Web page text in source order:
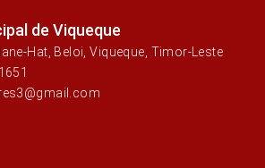
de Viqueque
Hat, Beloi, Viqueque, Timor-Leste